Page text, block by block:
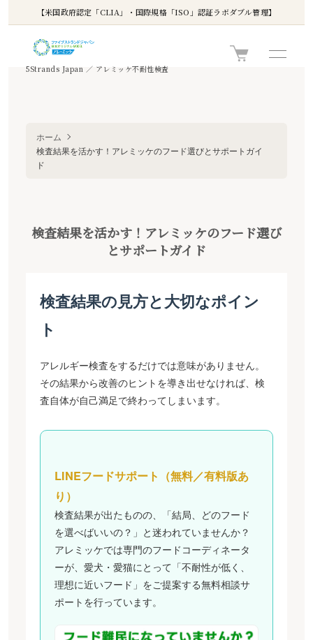
【米国政府認定「CLIA」・国際規格「ISO」認証ラボダブル管理】
5Strands Japan ／ アレミッケ不耐性検査
ホーム
検査結果を活かす！アレミッケのフード選びとサポートガイ
ド
検査結果を活かす！アレミッケのフード選び
とサポートガイド
検査結果の見方と大切なポイン
ト
アレルギー検査をするだけでは意味がありません。
その結果から改善のヒントを導き出せなければ、検
査自体が自己満足で終わってしまいます。
LINEフードサポート（無料／有料版あ
り）
検査結果が出たものの、「結局、どのフード
を選べばいいの？」と迷われていませんか？
アレミッケでは専門のフードコーディネータ
ーが、愛犬・愛猫にとって「不耐性が低く、
理想に近いフード」をご提案する無料相談サ
ポートを行っています。